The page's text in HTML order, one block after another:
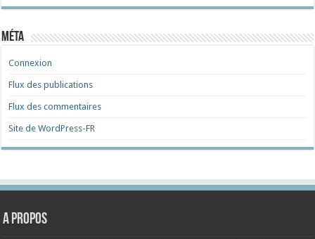
Méta
Connexion
Flux des publications
Flux des commentaires
Site de WordPress-FR
A propos